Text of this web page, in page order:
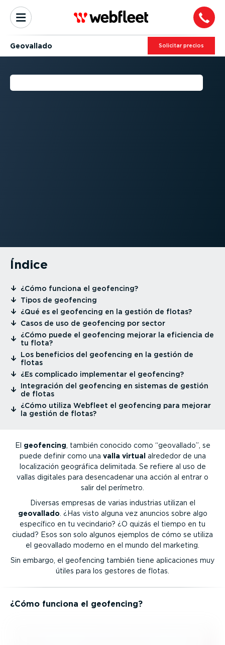
Geovallado Solicitar precios
¿QUÉ ES EL GEOFENCING?
Índice
⁠¿Cómo funciona el geofencing?
⁠Tipos de geofencing
⁠¿Qué es el geofencing en la gestión de flotas?
⁠Casos de uso de geofencing por sector
⁠¿Cómo puede el geofencing mejorar la eficiencia de
tu flota?
⁠Los beneficios del geofencing en la gestión de
flotas
⁠¿Es complicado implementar el geofencing?
⁠Integración del geofencing en sistemas de gestión
de flotas
⁠¿Cómo utiliza Webfleet el geofencing para mejorar
la gestión de flotas?
El geofencing , también conocido como “geovallado”, se
puede definir como una valla virtual alrededor de una
locali­zación geográfica delimitada. Se refiere al uso de
vallas digitales para desen­ca­denar una acción al entrar o
salir del perímetro.
Diversas empresas de varias industrias utilizan el
geovallado . ¿Has visto alguna vez anuncios sobre algo
específico en tu vecindario? ¿O quizás el tiempo en tu
ciudad? Esos son solo algunos ejemplos de cómo se utiliza
el geovallado moderno en el mundo del marketing.
Sin embargo, el geofencing también tiene aplica­ciones muy
útiles para los gestores de flotas.
¿Cómo funciona el geofencing?